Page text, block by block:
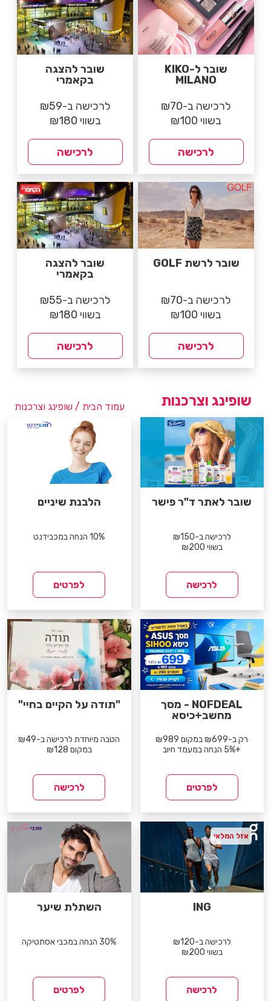
שובר ל-KIKO
MILANO
לרכישה ב-₪70
בשווי ₪100
לרכישה
שובר להצגה
בקאמרי
לרכישה ב-₪59
בשווי ₪180
לרכישה
שובר לרשת GOLF
לרכישה ב-₪70
בשווי ₪100
לרכישה
שובר להצגה
בקאמרי
לרכישה ב-₪55
בשווי ₪180
לרכישה
עמוד הבית / שופינג וצרכנות שופינג וצרכנות
שובר לאתר ד"ר פישר
לרכישה ב-₪150
בשווי ₪200
לרכישה
הלבנת שיניים
10% הנחה במכבידנט
לפרטים
NOFDEAL - מסך
מחשב+כיסא
רק ב-₪699 במקום ₪989
+5% הנחה במעמד חיוב
לפרטים
"תודה על הקיים בחיי"
הטבה מיוחדת לרכישה ב-₪49
במקום ₪128
לרכישה
ING
לרכישה ב-₪120
בשווי ₪200
לרכישה
אזל המלאי
השתלת שיער
30% הנחה במכבי אסתטיקה
לפרטים